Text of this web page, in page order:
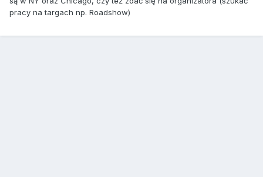
pracy na targach np. Roadshow)